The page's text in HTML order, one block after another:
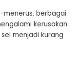
menerus, berbagai
kerusakan.
menjadi kurang